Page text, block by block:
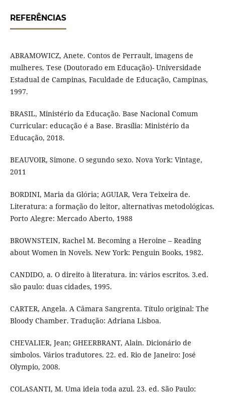
REFERÊNCIAS
ABRAMOWICZ, Anete. Contos de Perrault, imagens de
mulheres. Tese (Doutorado em Educação)- Universidade
Estadual de Campinas, Faculdade de Educação, Campinas,
1997.
BRASIL, Ministério da Educação. Base Nacional Comum
Curricular: educação é a Base. Brasília: Ministério da
Educação, 2018.
BEAUVOIR, Simone. O segundo sexo. Nova York: Vintage,
2011
BORDINI, Maria da Glória; AGUIAR, Vera Teixeira de.
Literatura: a formação do leitor, alternativas metodológicas.
Porto Alegre: Mercado Aberto, 1988
BROWNSTEIN, Rachel M. Becoming a Heroine – Reading
about Women in Novels. New York: Penguin Books, 1982.
CANDIDO, a. O direito à literatura. in: vários escritos. 3.ed.
são paulo: duas cidades, 1995.
CARTER, Angela. A Câmara Sangrenta. Título original: The
Bloody Chamber. Tradução: Adriana Lisboa.
CHEVALIER, Jean; GHEERBRANT, Alain. Dicionário de
símbolos. Vários tradutores. 22. ed. Rio de Janeiro: José
Olympio, 2008.
COLASANTI, M. Uma ideia toda azul. 23. ed. São Paulo: